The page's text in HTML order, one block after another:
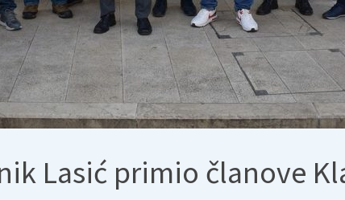
Lasić primio članove